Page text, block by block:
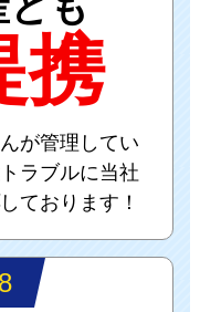
携
が管理してい
ラブルに当社
ております！